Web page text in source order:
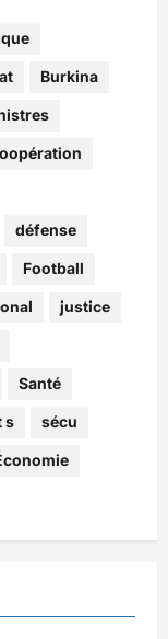
Burkina
défense
Football
justice
Santé
s sécu